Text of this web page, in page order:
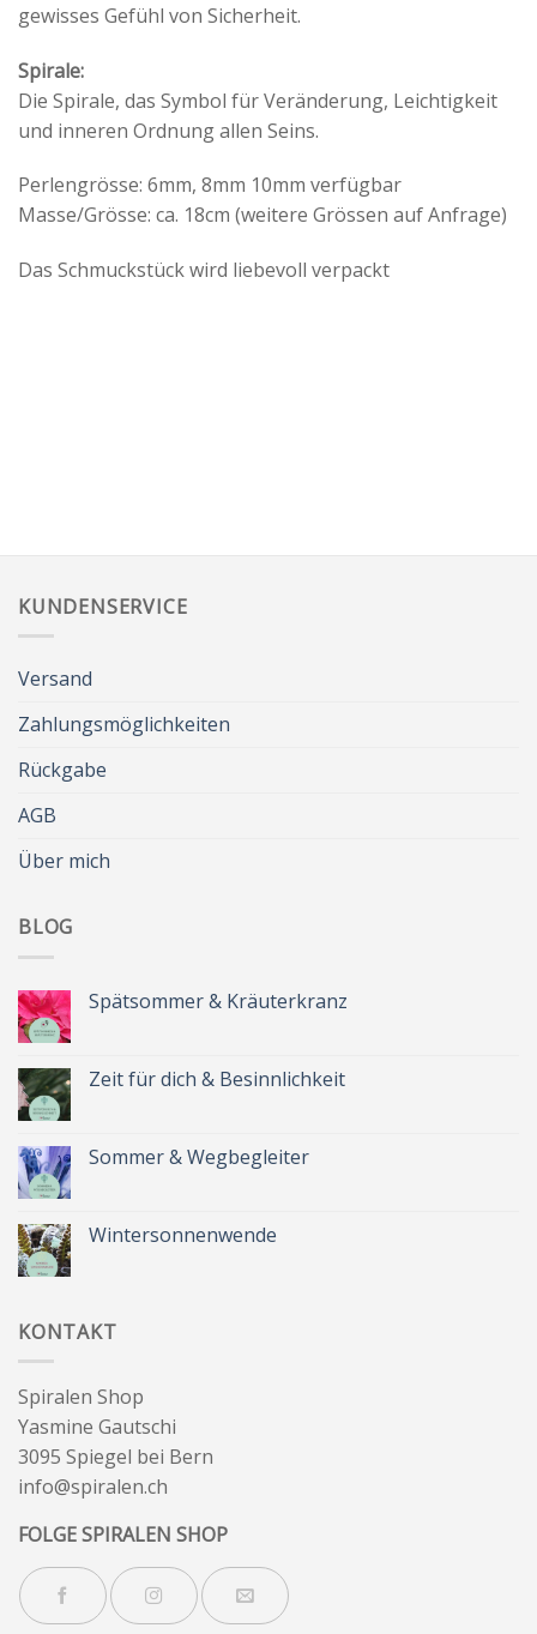
gewisses Gefühl von Sicherheit.
Spirale:
Die Spirale, das Symbol für Veränderung, Leichtigkeit
und inneren Ordnung allen Seins.
Perlengrösse: 6mm, 8mm 10mm verfügbar
Masse/Grösse: ca. 18cm (weitere Grössen auf Anfrage)
Das Schmuckstück wird liebevoll verpackt
KUNDENSERVICE
Versand
Zahlungsmöglichkeiten
Rückgabe
AGB
Über mich
BLOG
Spätsommer & Kräuterkranz
Spätsommer
&
Zeit für dich & Besinnlichkeit
Zeit
für
Sommer & Wegbegleiter
Sommer
&
Wintersonnenwende
KONTAKT
Spiralen Shop
Yasmine Gautschi
3095 Spiegel bei Bern
info@spiralen.ch
FOLGE SPIRALEN SHOP